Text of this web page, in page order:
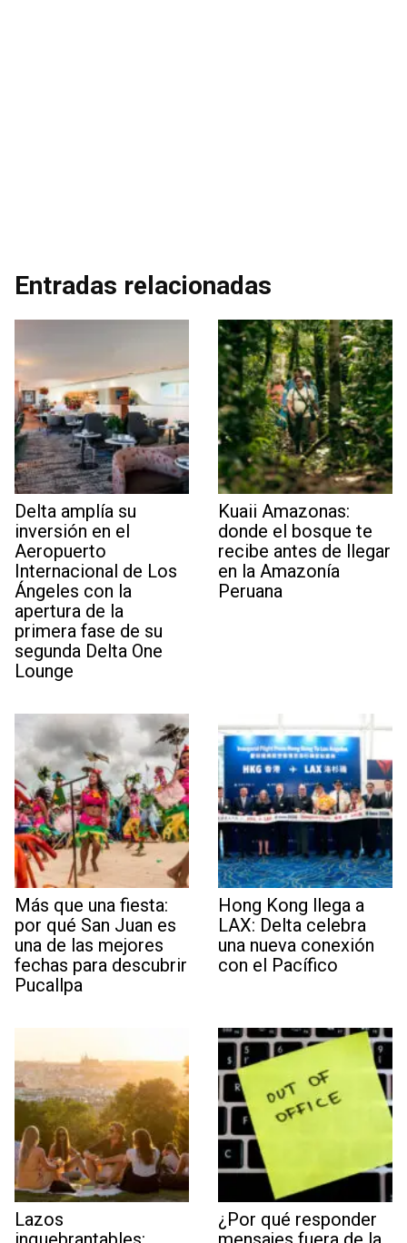
Entradas relacionadas
Delta amplía su
inversión en el
Aeropuerto
Internacional de Los
Ángeles con la
apertura de la
primera fase de su
segunda Delta One
Lounge
Kuaii Amazonas:
donde el bosque te
recibe antes de llegar
en la Amazonía
Peruana
Más que una fiesta:
por qué San Juan es
una de las mejores
fechas para descubrir
Pucallpa
Hong Kong llega a
LAX: Delta celebra
una nueva conexión
con el Pacífico
Lazos
¿Por qué responder